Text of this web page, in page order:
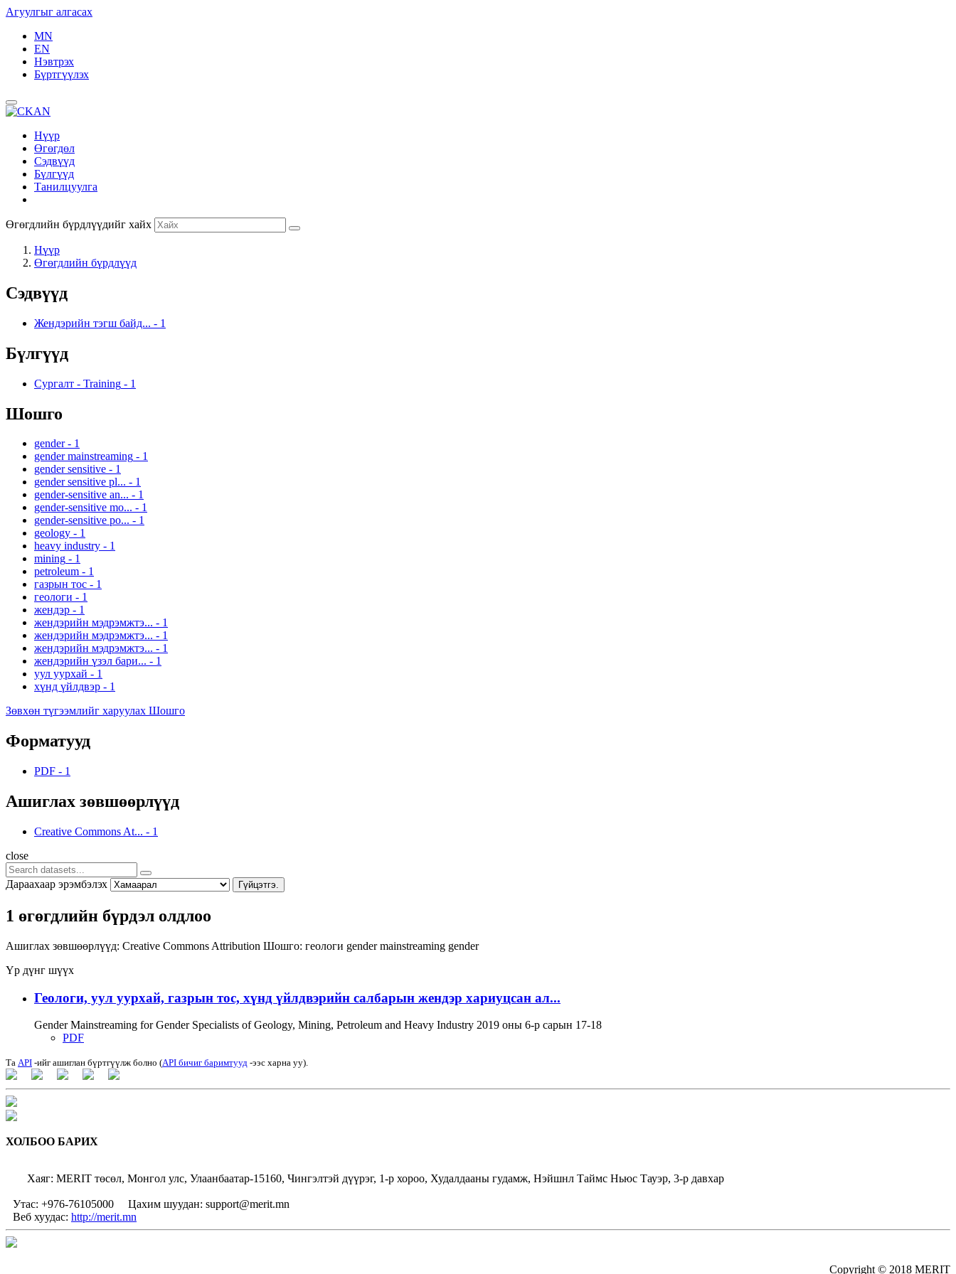
Агуулгыг алгасах
MN
EN
Нэвтрэх
Бүртгүүлэх
Нүүр
Өгөгдөл
Сэдвүүд
Бүлгүүд
Танилцуулга
Өгөгдлийн бүрдлүүдийг хайх
Нүүр
Өгөгдлийн бүрдлүүд
Сэдвүүд
Жендэрийн тэгш байд... - 1
Бүлгүүд
Сургалт - Training - 1
Шошго
gender - 1
gender mainstreaming - 1
gender sensitive - 1
gender sensitive pl... - 1
gender-sensitive an... - 1
gender-sensitive mo... - 1
gender-sensitive po... - 1
geology - 1
heavy industry - 1
mining - 1
petroleum - 1
газрын тос - 1
геологи - 1
жендэр - 1
жендэрийн мэдрэмжтэ... - 1
жендэрийн мэдрэмжтэ... - 1
жендэрийн мэдрэмжтэ... - 1
жендэрийн үзэл бари... - 1
уул уурхай - 1
хүнд үйлдвэр - 1
Зөвхөн түгээмлийг харуулах Шошго
Форматууд
PDF - 1
Ашиглах зөвшөөрлүүд
Creative Commons At... - 1
close
Дараахаар эрэмбэлэх Гүйцэтгэ.
1 өгөгдлийн бүрдэл олдлоо
Ашиглах зөвшөөрлүүд: Creative Commons Attribution Шошго: геологи gender mainstreaming gender
Үр дүнг шүүх
Геологи, уул уурхай, газрын тос, хүнд үйлдвэрийн салбарын жендэр хариуцсан ал...
Gender Mainstreaming for Gender Specialists of Geology, Mining, Petroleum and Heavy Industry 2019 оны 6-р сарын 17-18
PDF
Та API -ийг ашиглан бүртгүүлж болно (API бичиг баримтууд -ээс харна уу).
ХОЛБОО БАРИХ
Хаяг: MERIT төсөл, Монгол улс, Улаанбаатар-15160, Чингэлтэй дүүрэг, 1-р хороо, Худалдааны гудамж, Нэйшнл Таймс Ньюс Тауэр, 3-р давхар
Утас: +976-76105000
Цахим шуудан: support@merit.mn
Веб хуудас: http://merit.mn
Copyright © 2018 MERIT